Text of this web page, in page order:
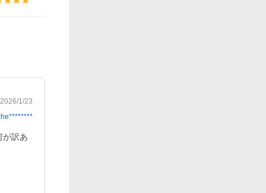
2026/1/23
が訳あ